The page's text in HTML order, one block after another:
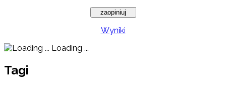
Wyniki
Loading ...
Tagi